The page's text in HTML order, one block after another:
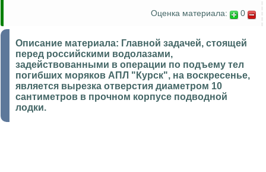
Оценка материала:
0
Описание материала: Главной задачей, стоящей
перед российскими водолазами,
задействованными в операции по подъему тел
погибших моряков АПЛ "Курск", на воскресенье,
является вырезка отверстия диаметром 10
сантиметров в прочном корпусе подводной
лодки.